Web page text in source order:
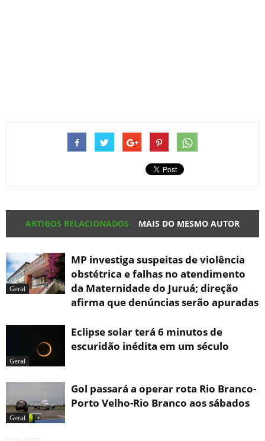
ARTIGOS RELACIONADOS MAIS DO MESMO AUTOR
Geral
MP investiga suspeitas de violência
obstétrica e falhas no atendimento
da Maternidade do Juruá; direção
afirma que denúncias serão apuradas
Geral
Eclipse solar terá 6 minutos de
escuridão inédita em um século
Geral
Gol passará a operar rota Rio Branco-
Porto Velho-Rio Branco aos sábados